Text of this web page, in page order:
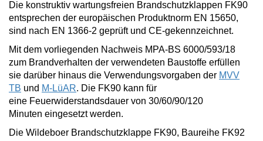
Die konstruktiv wartungsfreien Brandschutzklappen FK90
entsprechen der europäischen Produktnorm EN 15650,
sind nach EN 1366-2 geprüft und CE-gekennzeichnet.
Mit dem vorliegenden Nachweis MPA-BS 6000/593/18
zum Brandverhalten der verwendeten Baustoffe erfüllen
sie darüber hinaus die Verwendungsvorgaben der MVV
TB und M-LüAR. Die FK90 kann für
eine Feuerwiderstandsdauer von 30/60/90/120
Minuten eingesetzt werden.
Die Wildeboer Brandschutzklappe FK90, Baureihe FK92